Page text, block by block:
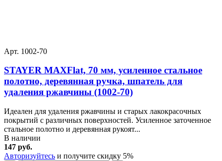
Арт. 1002-70
STAYER MAXFlat, 70 мм, усиленное стальное
полотно, деревянная ручка, шпатель для
удаления ржавчины (1002-70)
Идеален для удаления ржавчины и старых лакокрасочных
покрытий с различных поверхностей. Усиленное заточенное
стальное полотно и деревянная рукоят...
В наличии
147 руб.
Авторизуйтесь и получите скидку 5%